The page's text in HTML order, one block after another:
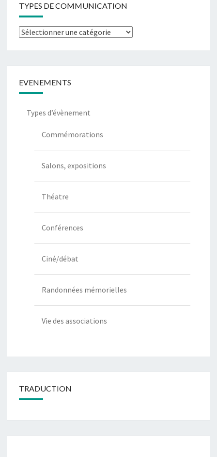
TYPES DE COMMUNICATION
EVENEMENTS
Types d’évènement
Commémorations
Salons, expositions
Théatre
Conférences
Ciné/débat
Randonnées mémorielles
Vie des associations
TRADUCTION